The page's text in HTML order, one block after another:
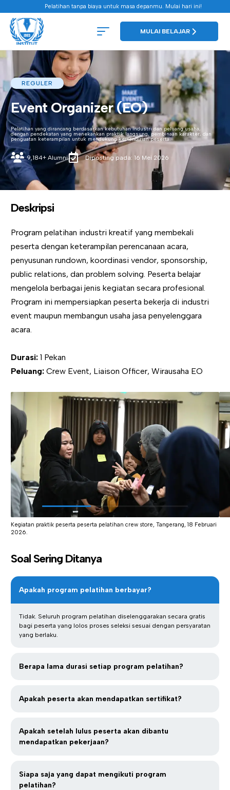
Pelatihan tanpa biaya untuk masa depanmu. Mulai hari ini!
MULAI BELAJAR
REGULER
Event Organizer (EO)
Pelatihan yang dirancang berdasarkan kebutuhan industri dan peluang usaha,
dengan pendekatan yang menekankan praktik langsung, pembinaan karakter, dan
penguatan keterampilan untuk mendukung kemandirian peserta.
9,184+ Alumni Diposting pada: 16 Mei 2026
Deskripsi
Program pelatihan industri kreatif yang membekali
peserta dengan keterampilan perencanaan acara,
penyusunan rundown, koordinasi vendor, sponsorship,
public relations, dan problem solving. Peserta belajar
mengelola berbagai jenis kegiatan secara profesional.
Program ini mempersiapkan peserta bekerja di industri
event maupun membangun usaha jasa penyelenggara
acara.
Durasi: 1 Pekan
Peluang: Crew Event, Liaison Officer, Wirausaha EO
Kegiatan praktik peserta peserta pelatihan crew store, Tangerang, 18 Februari
2026.
Soal Sering Ditanya
Apakah program pelatihan berbayar?
Tidak. Seluruh program pelatihan diselenggarakan secara gratis
bagi peserta yang lolos proses seleksi sesuai dengan persyaratan
yang berlaku.
Berapa lama durasi setiap program pelatihan?
Apakah peserta akan mendapatkan sertifikat?
Apakah setelah lulus peserta akan dibantu
mendapatkan pekerjaan?
Siapa saja yang dapat mengikuti program
pelatihan?